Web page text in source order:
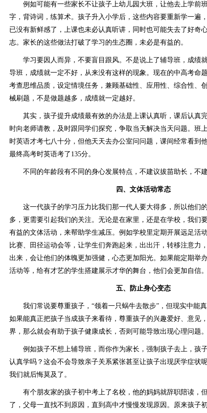
例如可能有一些家长不让孩子上幼儿园大班，让他去上学前
字，背诗词，练算术。孩子升入小学后，这些内容要重新学一遍
已没有新鲜感了，上课也未必认真听讲，同时也可能失去了好奇
志。家长的这些做法打破了学习的生态圈，未必是有益的。
学习要因人而异，不要盲目跟风。不是说上了辅导班，成绩
导班，成绩就一定不好，从来没有这样的现象。现在的中高考命
考查思维品质，设定情境任务，兼顾基础性、应用性、综合性、
械刷题，不是做题越多，成绩就一定越好。
其实，孩子提升成绩最有效的办法是上课认真听，课后认真
时向老师请教，及时跟同学们探究，争取当天解决当天问题。班
时英语才考七八十分，但他天天去办公室问问题，课间经常看到
最终高考时英语考了135分。
不同的年龄段有不同的身心发展特点，不建议拔苗助长，不建
四、文体活动常态
这一代孩子的学习压力比我们那一代人要大得多，所以他们
多，更需要引起我们的关注。无论是在家里，还是在学校，我们
有益的文体活动，来帮助学生减压。例如学校里定期开展远足活
比赛、田径运动会等，让学生们奔跑起来，出出汗，转移注意力
出来，会让他们的体魄更加强健，心态更加阳光。如果能定期举
活动等，给有才艺的学生搭建展示才华的舞台，他们会更加自信。
五、防止身心变态
我们常说要尊重孩子，“领着一只蜗牛去散步”，但现实中能真
如果能真正把孩子当成孩子来看待，尊重孩子的兴趣爱好、意见
界，那么就会有助于孩子健康成长，否则可能导致出现心理问题。
例如孩子不想上辅导班，而你作为家长，强制孩子去上，孩
认真学吗？这会不会导致亲子关系紧张甚至让孩子出现厌学症状
我们就后悔莫及了。
有个朋友家的孩子初中考上了名校，他的妈妈就辞职陪读，
了，父母一直找不到原因，直到高中才慢慢发现原因。原来孩子